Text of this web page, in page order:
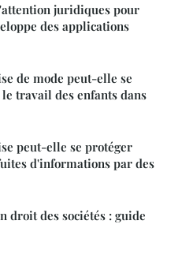
juridiques pour
des applications
de mode peut-elle se
travail des enfants dans
peut-elle se protéger
d'informations par des
droit des sociétés : guide